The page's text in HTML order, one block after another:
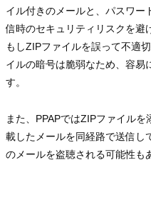
イル付きのメールと、パスワー
信時のセキュリティリスクを避
もしZIPファイルを誤って不適
イルの暗号は脆弱なため、容易
す。
また、PPAPではZIPファイル
載したメールを同経路で送信し
のメールを盗聴される可能性も